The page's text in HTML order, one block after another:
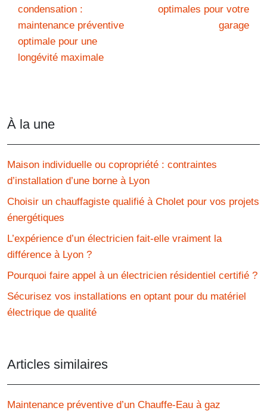
condensation :
maintenance préventive
optimale pour une
longévité maximale
optimales pour votre
garage
À la une
Maison individuelle ou copropriété : contraintes
d’installation d’une borne à Lyon
Choisir un chauffagiste qualifié à Cholet pour vos projets
énergétiques
L’expérience d’un électricien fait-elle vraiment la
différence à Lyon ?
Pourquoi faire appel à un électricien résidentiel certifié ?
Sécurisez vos installations en optant pour du matériel
électrique de qualité
Articles similaires
Maintenance préventive d’un Chauffe-Eau à gaz